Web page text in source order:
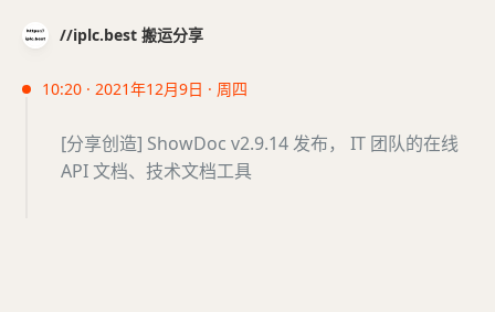
//iplc.best 搬运分享
10:20 · 2021年12月9日 · 周四
[分享创造] ShowDoc v2.9.14 发布， IT 团队的在线
API 文档、技术文档工具